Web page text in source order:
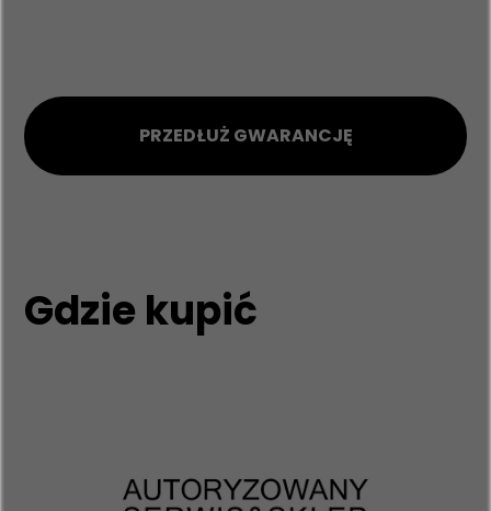
PRZEDŁUŻ GWARANCJĘ
Gdzie kupić